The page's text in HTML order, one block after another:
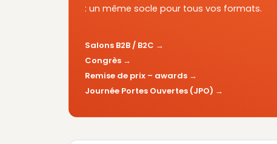
: un même socle pour tous vos formats.
Salons B2B / B2C
Congrès
Remise de prix – awards
Journée Portes Ouvertes (JPO)